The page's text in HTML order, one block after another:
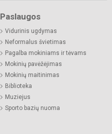
Paslaugos
Vidurinis ugdymas
Neformalus švietimas
Pagalba mokiniams ir tėvams
Mokinių pavėžėjimas
Mokinių maitinimas
Biblioteka
Muziejus
Sporto bazių nuoma